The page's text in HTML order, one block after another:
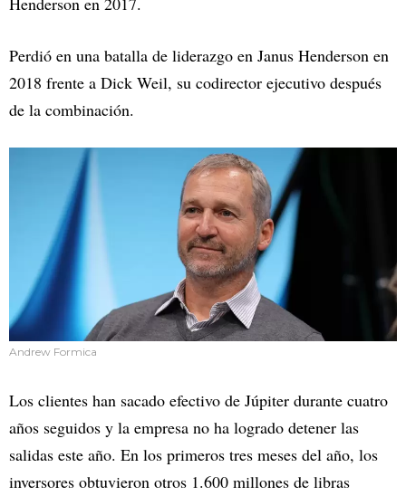
Perdió en una batalla de liderazgo en Janus Henderson en
2018 frente a Dick Weil, su codirector ejecutivo después
de la combinación.
Andrew Formica
Los clientes han sacado efectivo de Júpiter durante cuatro
años seguidos y la empresa no ha logrado detener las
salidas este año. En los primeros tres meses del año, los
inversores obtuvieron otros 1.600 millones de libras